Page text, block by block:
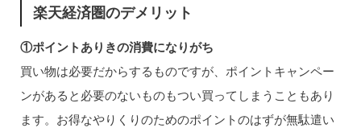
楽天経済圏のデメリット
①ポイントありきの消費になりがち
買い物は必要だからするものですが、ポイントキャンペー
ンがあると必要のないものもつい買ってしまうこともあり
ます。お得なやりくりのためのポイントのはずが無駄遣い